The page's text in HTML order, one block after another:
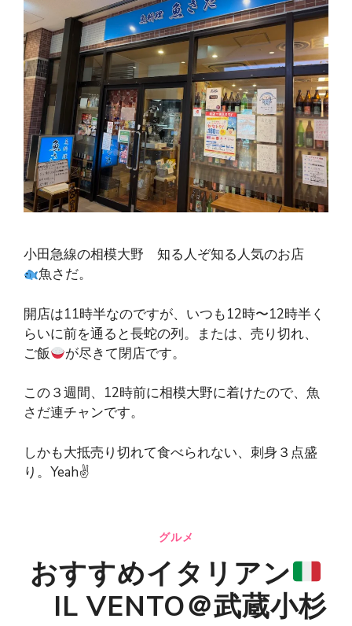
小田急線の相模大野 知る人ぞ知る人気のお店
魚さだ。
開店は11時半なのですが、いつも12時〜12時半く
らいに前を通ると長蛇の列。または、売り切れ、
ご飯
が尽きて閉店です。
この３週間、12時前に相模大野に着けたので、魚
さだ連チャンです。
しかも大抵売り切れて食べられない、刺身３点盛
り。Yeah✌️
グルメ
おすすめイタリアン
IL VENTO＠武蔵小杉